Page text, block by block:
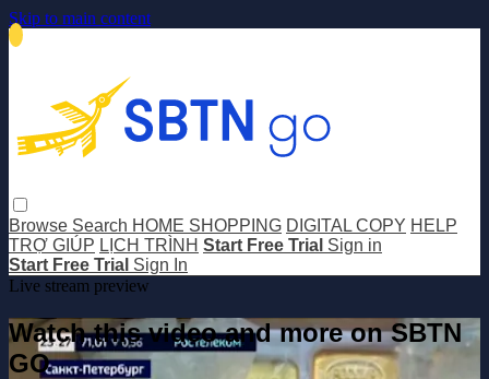
Skip to main content
Browse Search HOME SHOPPING DIGITAL COPY HELP
TRỢ GIÚP LỊCH TRÌNH Start Free Trial Sign in
Start Free Trial Sign In
Live stream preview
Watch this video and more on SBTN
GO